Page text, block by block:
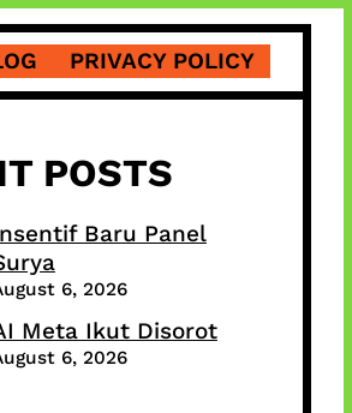
PRIVACY POLICY
POSTS
Baru Panel
6, 2026
Meta Ikut Disorot
6, 2026